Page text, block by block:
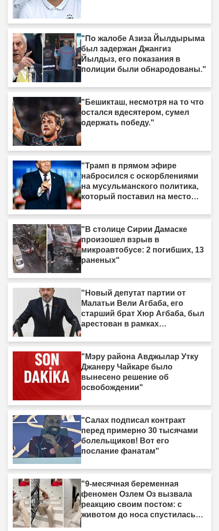
"По жалобе Азиза Йылдырыма
был задержан Джангиз
Йылдыз, его показания в
полиции были обнародованы."
"Бешикташ, несмотря на то что
остался вдесятером, сумел
одержать победу."
"Трамп в прямом эфире
набросился с оскорблениями
на мусульманского политика,
который поставил на место
смотрю на него, я вижу только
дерьмо»"
"В столице Сирии Дамаске
произошел взрыв в
микроавтобусе: 2 погибших, 13
раненых"
"Новый депутат партии от
Малатьи Вели Агбаба, его
старший брат Хюр Агбаба, был
арестован в рамках
"Мэру района Авджылар Утку
Джанеру Чайкаре было
вынесено решение об
освобождении"
"Салах подписал контракт
перед примерно 30 тысячами
болельщиков! Вот его
послание фанатам"
"9-месячная беременная
феномен Озлем Оз вызвала
реакцию своим постом: с
животом до носа спустилась